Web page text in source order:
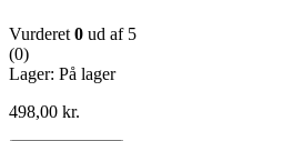
Vurderet 0 ud af 5
(0)
Lager: På lager
498,00 kr.